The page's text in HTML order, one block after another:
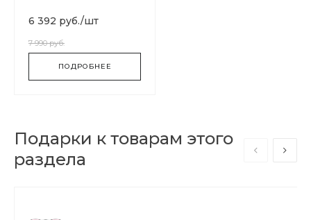
6 392 руб./шт
7 990 руб.
ПОДРОБНЕЕ
Подарки к товарам этого
раздела